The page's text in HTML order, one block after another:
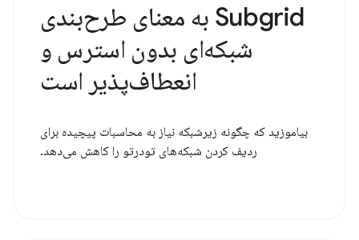
Subgrid به معنای طرح‌بندی
شبکه‌ای بدون استرس و
انعطاف‌پذیر است
بیاموزید که چگونه زیرشبکه نیاز به محاسبات پیچیده برای
ردیف کردن شبکه‌های تودرتو را کاهش می‌دهد.